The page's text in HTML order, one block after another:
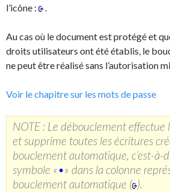
l’icône :
.
Au cas où le document est protégé et
droits utilisateurs ont été établis, le
ne peut être réalisé sans l’autorisation
Voir le chapitre sur les mots de passe
NOTE : Le débouclement effectue
et supprime toutes les écritures
bouclement automatique, c’est-à-
symbole «•» dans la colonne
bouclement automatique ( ).